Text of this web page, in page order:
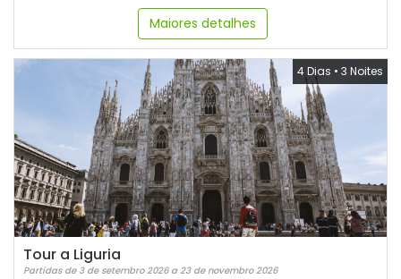
Maiores detalhes
4 Dias • 3 Noites
Tour a Liguria
Partidas de 3 de setembro 2026 a 23 de novembro 2026